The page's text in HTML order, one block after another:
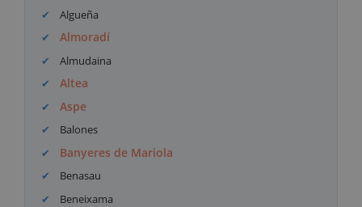
Algueña
Almoradí
Almudaina
Altea
Aspe
Balones
Banyeres de Mariola
Benasau
Beneixama